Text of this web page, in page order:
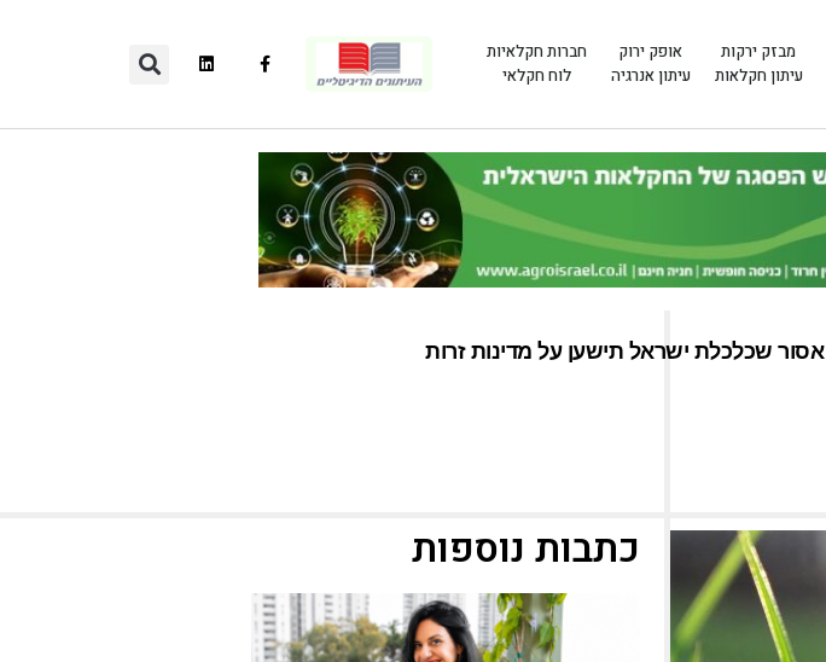
מבזק ירקות
עיתון חקלאות
אופק ירוק
עיתון אנרגיה
חברות חקלאיות
לוח חקלאי
אסור שכלכלת ישראל תישען על מדינות זרות
כתבות נוספות